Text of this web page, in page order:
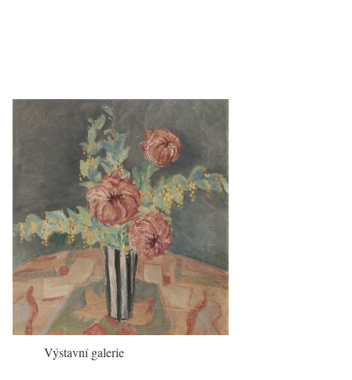
Výstavní galerie